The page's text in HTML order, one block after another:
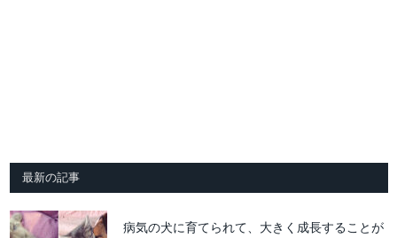
最新の記事
病気の犬に育てられて、大きく成長することが